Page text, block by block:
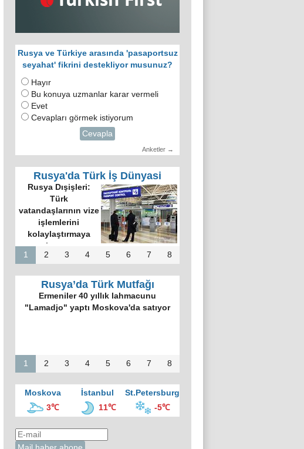
Rusya ve Türkiye arasında 'pasaportsuz
seyahat' fikrini destekliyor musunuz?
Hayır
Bu konuya uzmanlar karar vermeli
Evet
Cevapları görmek istiyorum
Cevapla
Anketler →
Rusya'da Türk İş Dünyasi
Rusya Dışişleri:
Türk
vatandaşlarının vize
işlemlerini
kolaylaştırmaya
hazırız
1
2 3 4 5 6 7 8
Rusya’da Türk Mutfağı
Ermeniler 40 yıllık lahmacunu
"Lamadjo" yaptı Moskova'da satıyor
1 2 3 4 5 6 7 8
Moskova İstanbul
St.Petersburg
3℃
11℃ -5℃